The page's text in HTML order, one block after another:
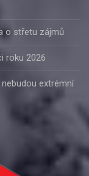
o střetu zájmů
roku 2026
extrémní